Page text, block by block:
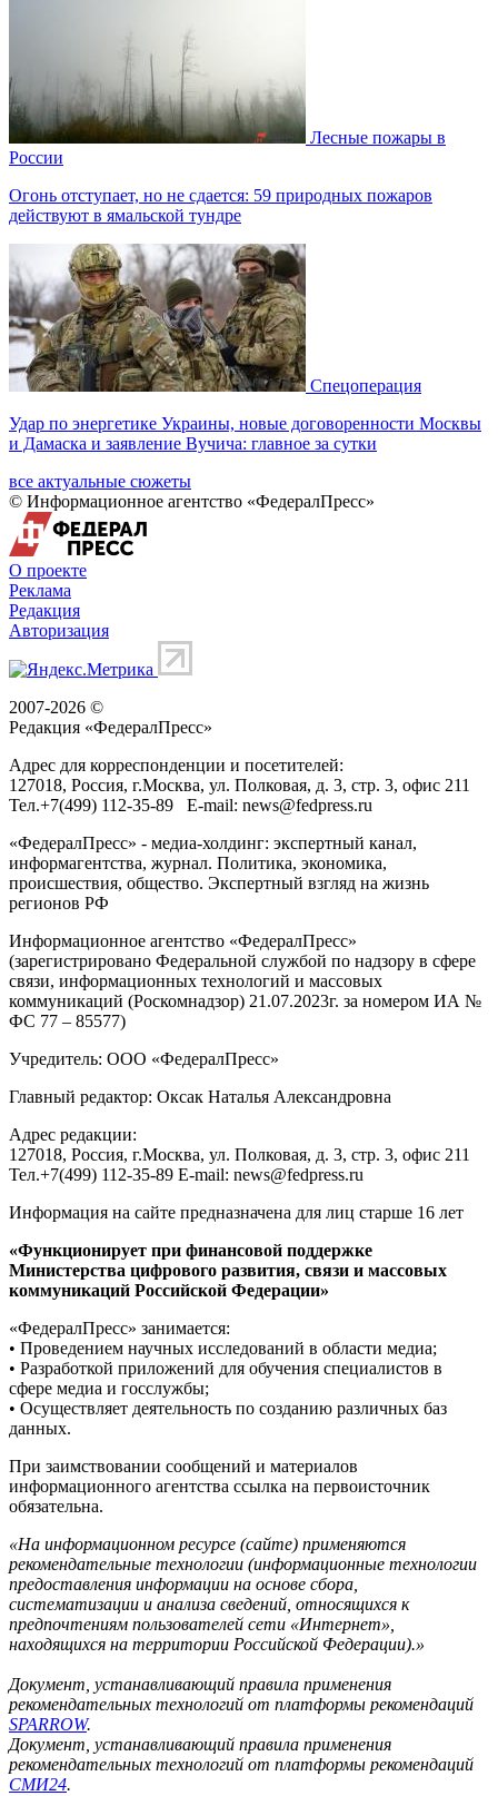
Лесные пожары в
России
Огонь отступает, но не сдается: 59 природных пожаров
действуют в ямальской тундре
Спецоперация
Удар по энергетике Украины, новые договоренности Москвы
и Дамаска и заявление Вучича: главное за сутки
все актуальные сюжеты
© Информационное агентство «ФедералПресс»
О проекте
Реклама
Редакция
Авторизация
2007-2026 ©
Редакция «ФедералПресс»
Адрес для корреспонденции и посетителей:
127018, Россия, г.Москва, ул. Полковая, д. 3, стр. 3, офис 211
Тел.+7(499) 112-35-89 E-mail: news@fedpress.ru
«ФедералПресс» - медиа-холдинг: экспертный канал,
информагентства, журнал. Политика, экономика,
происшествия, общество. Экспертный взгляд на жизнь
регионов РФ
Информационное агентство «ФедералПресс»
(зарегистрировано Федеральной службой по надзору в сфере
связи, информационных технологий и массовых
коммуникаций (Роскомнадзор) 21.07.2023г. за номером ИА №
ФС 77 – 85577)
Учредитель: ООО «ФедералПресс»
Главный редактор: Оксак Наталья Александровна
Адрес редакции:
127018, Россия, г.Москва, ул. Полковая, д. 3, стр. 3, офис 211
Тел.+7(499) 112-35-89 E-mail: news@fedpress.ru
Информация на сайте предназначена для лиц старше 16 лет
«Функционирует при финансовой поддержке
Министерства цифрового развития, связи и массовых
коммуникаций Российской Федерации»
«ФедералПресс» занимается:
• Проведением научных исследований в области медиа;
• Разработкой приложений для обучения специалистов в
сфере медиа и госслужбы;
• Осуществляет деятельность по созданию различных баз
данных.
При заимствовании сообщений и материалов
информационного агентства ссылка на первоисточник
обязательна.
«На информационном ресурсе (сайте) применяются
рекомендательные технологии (информационные технологии
предоставления информации на основе сбора,
систематизации и анализа сведений, относящихся к
предпочтениям пользователей сети «Интернет»,
находящихся на территории Российской Федерации).»
Документ, устанавливающий правила применения
рекомендательных технологий от платформы рекомендаций
SPARROW.
Документ, устанавливающий правила применения
рекомендательных технологий от платформы рекомендаций
СМИ24.